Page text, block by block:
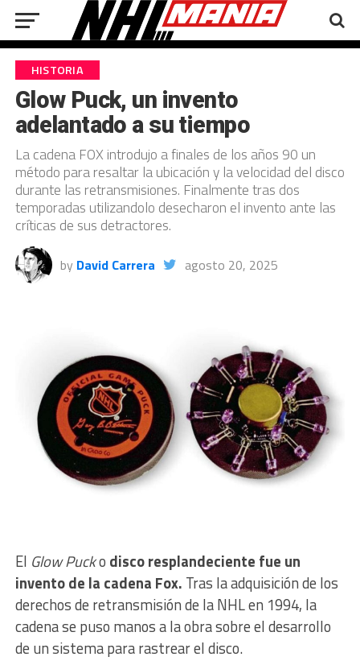
HISTORIA
Glow Puck, un invento
adelantado a su tiempo
La cadena FOX introdujo a finales de los años 90 un
método para resaltar la ubicación y la velocidad del disco
durante las retransmisiones. Finalmente tras dos
temporadas utilizandolo desecharon el invento ante las
críticas de sus detractores.
by David Carrera agosto 20, 2025
El Glow Pucko disco resplandeciente fue un
invento de la cadena Fox. Tras la adquisición de los
derechos de retransmisión de la NHL en 1994, la
cadena se puso manos a la obra sobre el desarrollo
de un sistema para rastrear el disco.